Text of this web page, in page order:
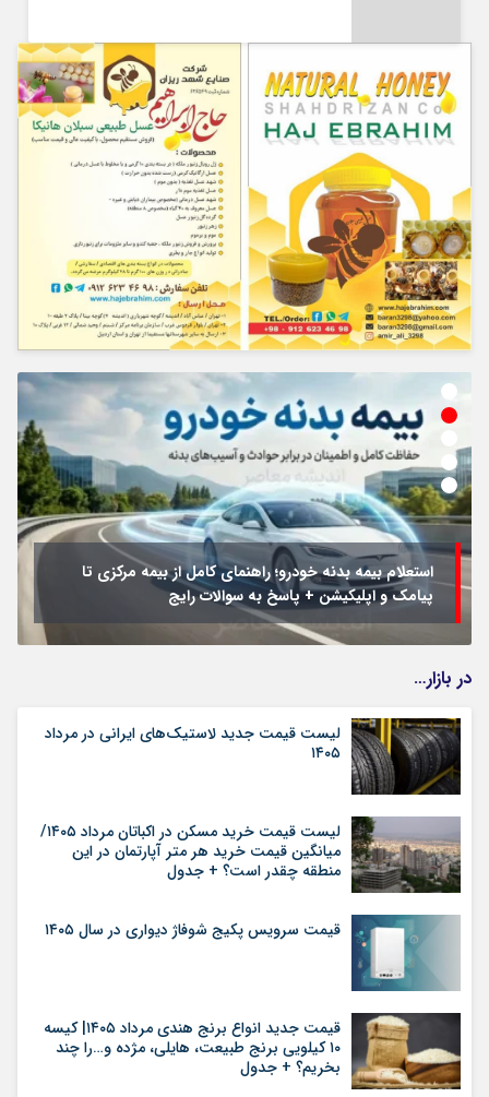
استعلام بیمه بدنه خودرو؛ راهنمای کامل از بیمه مرکزی تا
پیامک و اپلیکیشن + پاسخ به سوالات رایج
در بازار…
لیست قیمت جدید لاستیک‌های ایرانی در مرداد
۱۴۰۵
لیست قیمت خرید مسکن در اکباتان مرداد ۱۴۰۵/
میانگین قیمت خرید هر متر آپارتمان در این
منطقه چقدر است؟ + جدول
قیمت سرویس پکیج شوفاژ دیواری در سال ۱۴۰۵
قیمت جدید انواع برنج هندی مرداد ۱۴۰۵| کیسه
۱۰ کیلویی برنج طبیعت، هایلی، مژده و…را چند
بخریم؟ + جدول